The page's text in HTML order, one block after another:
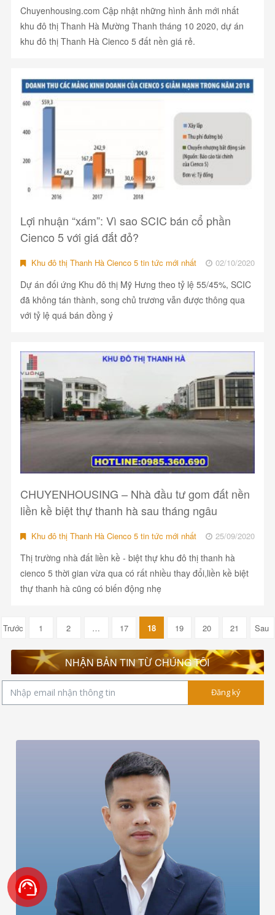
Chuyenhousing.com Cập nhật những hình ảnh mới nhất
khu đô thị Thanh Hà Mường Thanh tháng 10 2020, dự án
khu đô thị Thanh Hà Cienco 5 đất nền giá rẻ.
Lợi nhuận “xám”: Vì sao SCIC bán cổ phần
Cienco 5 với giá đắt đỏ?
Khu đô thị Thanh Hà Cienco 5 tin tức mới nhất 02/10/2020
Dự án đối ứng Khu đô thị Mỹ Hưng theo tỷ lệ 55/45%, SCIC
đã không tán thành, song chủ trương vẫn được thông qua
với tỷ lệ quá bán đồng ý
CHUYENHOUSING – Nhà đầu tư gom đất nền
liền kề biệt thự thanh hà sau tháng ngâu
Khu đô thị Thanh Hà Cienco 5 tin tức mới nhất 25/09/2020
Thị trường nhà đất liền kề - biệt thự khu đô thị thanh hà
cienco 5 thời gian vừa qua có rất nhiều thay đổi,liền kề biệt
thự thanh hà cũng có biến động nhẹ
Trước 1 2 … 17 18 19 20 21 Sau
NHẬN BẢN TIN TỪ CHÚNG TÔI
Đăng ký